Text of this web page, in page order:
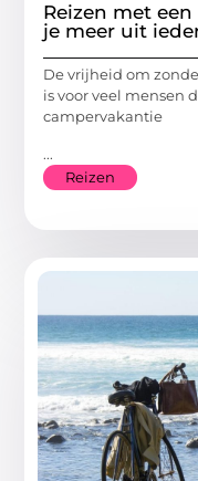
Reizen met
je meer uit
De vrijheid om
is voor veel mensen
campervakantie
...
Reizen